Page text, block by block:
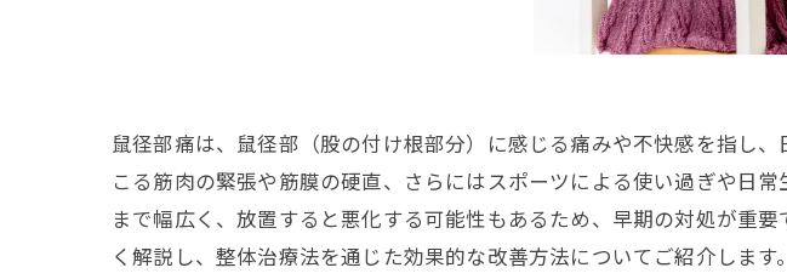
鼠径部痛は、鼠径部（股の付け根部分）に感じる痛みや不快感を指し
こる筋肉の緊張や筋膜の硬直、さらにはスポーツによる使い過ぎや日
まで幅広く、放置すると悪化する可能性もあるため、早期の対処が重
く解説し、整体治療法を通じた効果的な改善方法についてご紹介しま